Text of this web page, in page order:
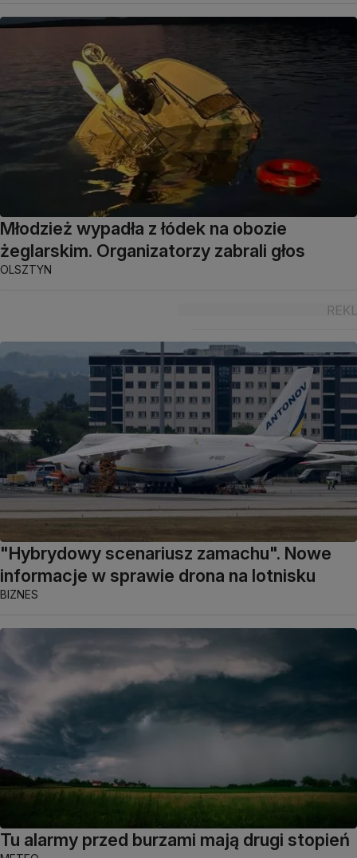
Młodzież wypadła z łódek na obozie
żeglarskim. Organizatorzy zabrali głos
OLSZTYN
"Hybrydowy scenariusz zamachu". Nowe
informacje w sprawie drona na lotnisku
BIZNES
Tu alarmy przed burzami mają drugi stopień